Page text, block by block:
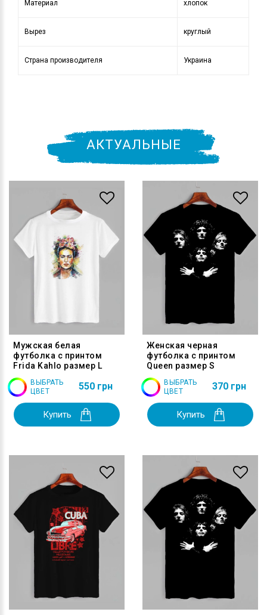
Материал хлопок
Вырез круглый
Страна производителя Украина
АКТУАЛЬНЫЕ
Мужская белая
футболка с принтом
Frida Kahlo размер L
ВЫБРАТЬ
ЦВЕТ
550 грн
Купить
Женская черная
футболка с принтом
Queen размер S
ВЫБРАТЬ
ЦВЕТ
370 грн
Купить